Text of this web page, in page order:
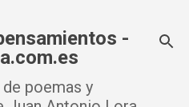
-
poemas y